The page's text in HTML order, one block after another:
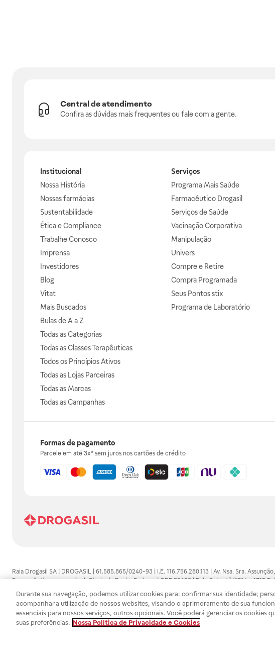
Central de atendimento
Confira as dúvidas mais frequentes ou fale com a gente.
Institucional
Nossa História
Nossas farmácias
Sustentabilidade
Ética e Compliance
Trabalhe Conosco
Imprensa
Investidores
Blog
Vitat
Mais Buscados
Bulas de A a Z
Todas as Categorias
Todas as Classes Terapêuticas
Todos os Princípios Ativos
Todas as Lojas Parceiras
Todas as Marcas
Todas as Campanhas
Serviços
Programa Mais Saúde
Farmacêutico Drogasil
Serviços de Saúde
Vacinação Corporativa
Manipulação
Univers
Compre e Retire
Compra Programada
Seus Pontos stix
Programa de Laboratório
Formas de pagamento
Parcele em até 3x* sem juros nos cartões de crédito
Raia Drogasil SA | DROGASIL | 61.585.865/0240-93 | I.E. 116.756.280.113 | Av. Nsa. Sra.
Farmacêutico responsável: Gisele da Penha Barbosa | CRF 89453 | Polo Butantã (1714 e
automedicação e não substituem, em hipótese alguma, as orientações dadas pelo
persistirem os sintomas, um médico deverá ser consultado. Os preços e promoções
SA trabalha com as tecnologias mais avançadas de proteção de dados, para que você possa
efetuados estão sujeitos à confirmação da disponibilidade de produto em nosso estoque.
Durante sua navegação, podemos utilizar cookies para: confirmar sua identidade;
acompanhar a utilização de nossos websites, visando o aprimoramento de sua
essenciais para nossos serviços, outros opcionais. Você poderá gerenciar os cookies
suas preferências. Nossa Política de Privacidade e Cookies